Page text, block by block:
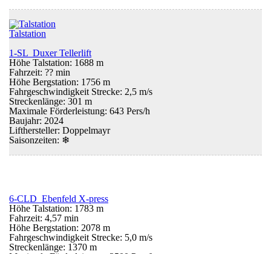
Talstation
1-SL Duxer Tellerlift
Höhe Talstation: 1688 m
Fahrzeit: ?? min
Höhe Bergstation: 1756 m
Fahrgeschwindigkeit Strecke: 2,5 m/s
Streckenlänge: 301 m
Maximale Förderleistung: 643 Pers/h
Baujahr: 2024
Lifthersteller: Doppelmayr
Saisonzeiten: ❄
6-CLD Ebenfeld X-press
Höhe Talstation: 1783 m
Fahrzeit: 4,57 min
Höhe Bergstation: 2078 m
Fahrgeschwindigkeit Strecke: 5,0 m/s
Streckenlänge: 1370 m